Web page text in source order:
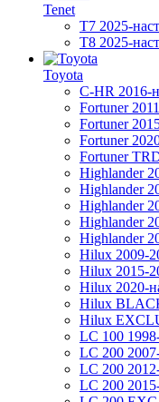
Tenet
T7 2025-
T8 2025-
Toyota
C-HR 2016-
Fortuner
Fortuner
Fortuner
Fortuner
Highlander
Highlander
Highlander
Highlander
Highlander
Hilux 2009-
Hilux 2015-
Hilux 2020-
Hilux
Hilux
LC 100
LC 200
LC 200
LC 200